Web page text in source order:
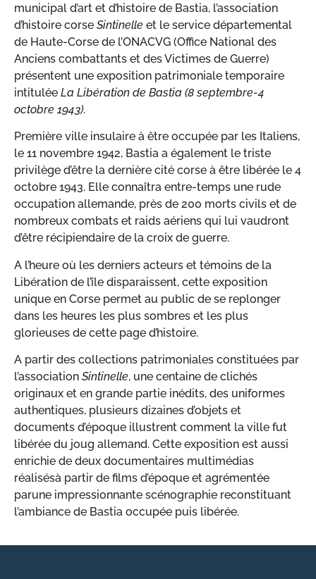
municipal d’art et d’histoire de Bastia, l’association
d’histoire corse Sintinelle et le service départemental
de Haute-Corse de l’ONACVG (Office National des
Anciens combattants et des Victimes de Guerre)
présentent une exposition patrimoniale temporaire
intitulée La Libération de Bastia (8 septembre-4
octobre 1943).
Première ville insulaire à être occupée par les Italiens,
le 11 novembre 1942, Bastia a également le triste
privilège d’être la dernière cité corse à être libérée le 4
octobre 1943. Elle connaîtra entre-temps une rude
occupation allemande, près de 200 morts civils et de
nombreux combats et raids aériens qui lui vaudront
d’être récipiendaire de la croix de guerre.
A l’heure où les derniers acteurs et témoins de la
Libération de l’île disparaissent, cette exposition
unique en Corse permet au public de se replonger
dans les heures les plus sombres et les plus
glorieuses de cette page d’histoire.
A partir des collections patrimoniales constituées par
l’association Sintinelle, une centaine de clichés
originaux et en grande partie inédits, des uniformes
authentiques, plusieurs dizaines d’objets et
documents d’époque illustrent comment la ville fut
libérée du joug allemand. Cette exposition est aussi
enrichie de deux documentaires multimédias
réalisésà partir de films d’époque et agrémentée
parune impressionnante scénographie reconstituant
l’ambiance de Bastia occupée puis libérée.